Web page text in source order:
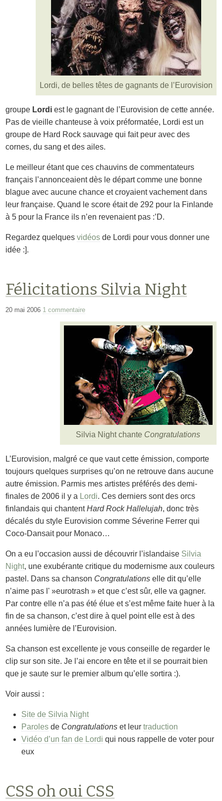
Lordi, de belles têtes de gagnants de l’Eurovision
groupe Lordi est le gagnant de l’Eurovision de cette année.
Pas de vieille chanteuse à voix préformatée, Lordi est un
groupe de Hard Rock sauvage qui fait peur avec des
cornes, du sang et des ailes.
Le meilleur étant que ces chauvins de commentateurs
français l’annonceaient dès le départ comme une bonne
blague avec aucune chance et croyaient vachement dans
leur française. Quand le score était de 292 pour la Finlande
à 5 pour la France ils n’en revenaient pas :’D.
Regardez quelquesvidéos de Lordi pour vous donner une
idée :].
Félicitations Silvia Night
20 mai 2006 1 commentaire
Silvia Night chante Congratulations
L’Eurovision, malgré ce que vaut cette émission, comporte
toujours quelques surprises qu’on ne retrouve dans aucune
autre émission. Parmis mes artistes préférés des demi-
finales de 2006 il y a Lordi. Ces derniers sont des orcs
finlandais qui chantentHard Rock Hallelujah, donc très
décalés du style Eurovision comme Séverine Ferrer qui
Coco-Dansait pour Monaco…
On a eu l’occasion aussi de découvrir l’islandaise Silvia
Night, une exubérante critique du modernisme aux couleurs
pastel. Dans sa chanson Congratulations elle dit qu’elle
n’aime pas l' »eurotrash » et que c’est sûr, elle va gagner.
Par contre elle n’a pas été élue et s’est même faite huer à la
fin de sa chanson, c’est dire à quel point elle est à des
années lumière de l’Eurovision.
Sa chanson est excellente je vous conseille de regarder le
clip sur son site. Je l’ai encore en tête et il se pourrait bien
que je saute sur le premier album qu’elle sortira :).
Voir aussi :
Site de Silvia Night
Paroles de Congratulations et leurtraduction
Vidéo d’un fan de Lordi qui nous rappelle de voter pour
eux
CSS oh oui CSS